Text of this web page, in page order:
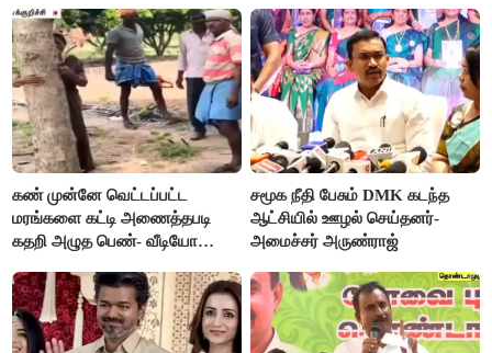
கண் முன்னே வெட்டப்பட்ட
மரங்களை கட்டி அணைத்தபடி
கதறி அழுத பெண்- வீடியோ
சமூக நீதி பேசும் DMK கடந்த
ஆட்சியில் ஊழல் செய்தனர்-
அமைச்சர் அருண்ராஜ்